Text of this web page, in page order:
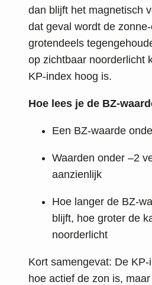
dan blijft het magnetisch
dat geval wordt de
grotendeels
op zichtbaar noorderlicht
KP-index hoog is.
Hoe lees je de BZ-
Een BZ-waarde
Waarden onder –2
aanzienlijk
Hoe langer de BZ-
blijft, hoe groter de
noorderlicht
Kort samengevat: De
hoe actief de zon is,